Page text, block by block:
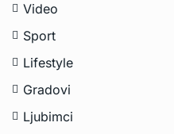
Video
Sport
Lifestyle
Gradovi
Ljubimci